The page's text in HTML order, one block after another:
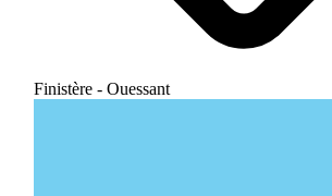
Finistère - Ouessant